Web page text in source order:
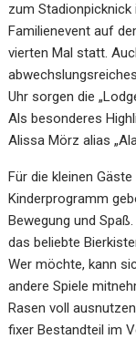
zum Stadionpicknick
Familienevent auf
vierten Mal statt.
Uhr sorgen die
Als besonderes
Alissa Mörz alias
Für die kleinen
Kinderprogramm
Bewegung und
das beliebte
Wer möchte, kann
andere Spiele
Rasen voll
fixer Bestandteil im